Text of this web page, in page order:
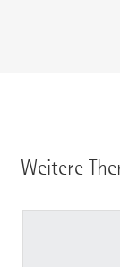
Weitere